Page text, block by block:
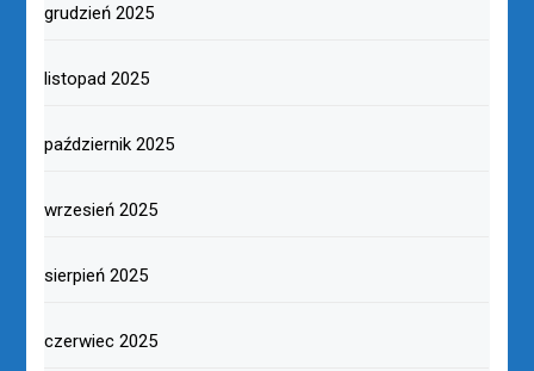
grudzień 2025
listopad 2025
październik 2025
wrzesień 2025
sierpień 2025
czerwiec 2025